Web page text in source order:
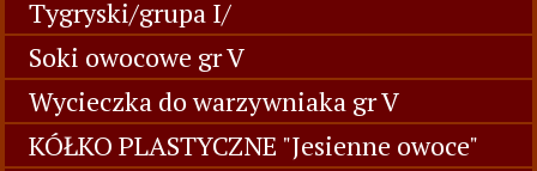
Tygryski/grupa I/
Soki owocowe gr V
Wycieczka do warzywniaka gr V
KÓŁKO PLASTYCZNE "Jesienne owoce"